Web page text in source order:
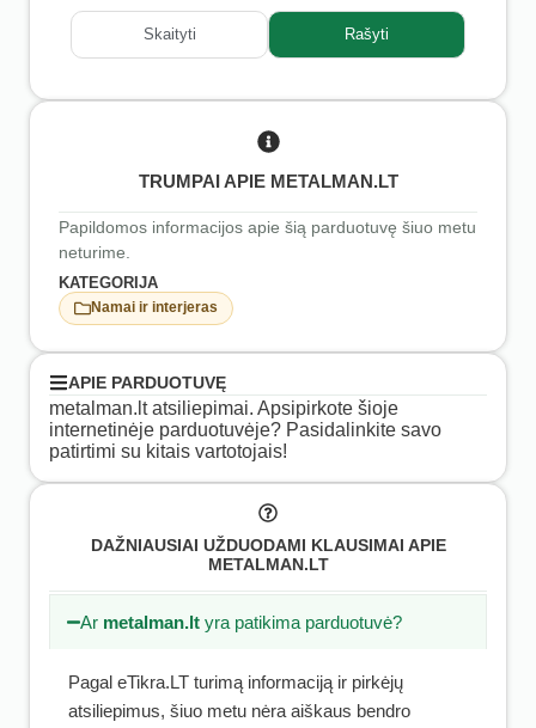
Skaityti Rašyti
TRUMPAI APIE METALMAN.LT
Papildomos informacijos apie šią parduotuvę šiuo metu
neturime.
KATEGORIJA
Namai ir interjeras
APIE PARDUOTUVĘ
metalman.lt atsiliepimai. Apsipirkote šioje
internetinėje parduotuvėje? Pasidalinkite savo
patirtimi su kitais vartotojais!
DAŽNIAUSIAI UŽDUODAMI KLAUSIMAI APIE
METALMAN.LT
Ar metalman.lt yra patikima parduotuvė?
Pagal eTikra.LT turimą informaciją ir pirkėjų
atsiliepimus, šiuo metu nėra aiškaus bendro